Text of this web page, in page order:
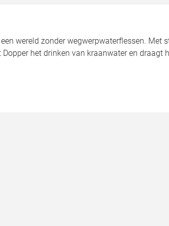
wereld zonder wegwerpwaterflessen. Met
het drinken van kraanwater en draagt